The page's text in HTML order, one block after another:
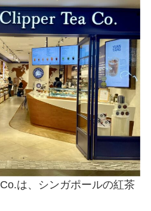
は、シンガポールの紅茶